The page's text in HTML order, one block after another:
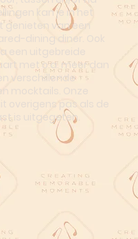
kan je in het
genieten van een
dining diner. Ook
een uitgebreide
met o.a. meer dan
verschillende
mocktails. Onze
overigens pas als de
is uitgegeten.